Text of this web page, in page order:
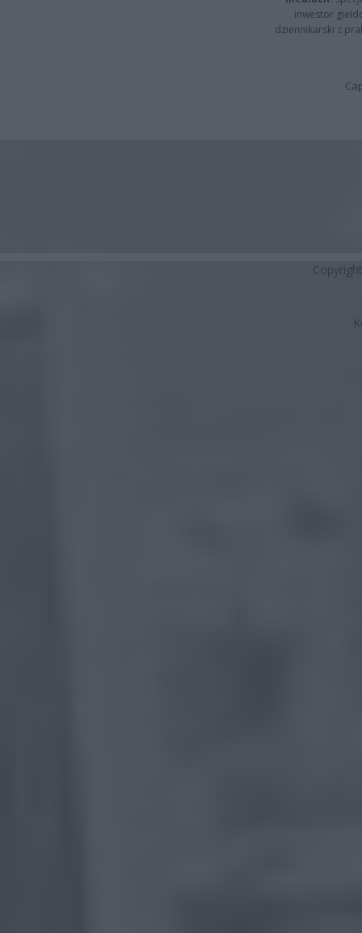
inwestor
dziennikarski z